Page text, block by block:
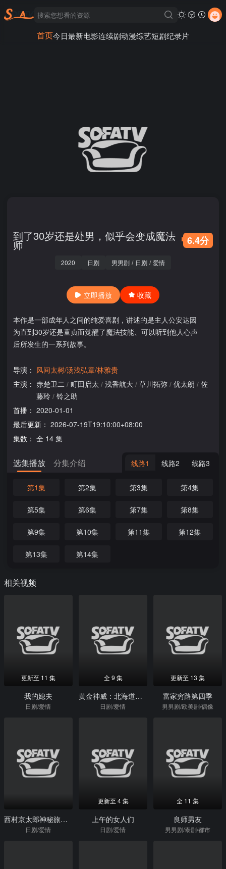
首页今日最新电影连续剧动漫综艺短剧纪录片
到了30岁还是处男，似乎会变成魔法
师 6.4分
2020 日剧 男男剧 / 日剧 / 爱情
立即播放 收藏
本作是一部成年人之间的纯爱喜剧，讲述的是主人公安达因
为直到30岁还是童贞而觉醒了魔法技能、可以听到他人心声
后所发生的一系列故事。
导演： 风间太树/汤浅弘章/林雅贵
主演： 赤楚卫二 / 町田启太 / 浅香航大 / 草川拓弥 / 优太朗 / 佐
藤玲 / 铃之助
首播： 2020-01-01
最后更新： 2026-07-19T19:10:00+08:00
集数： 全 14 集
选集播放 分集介绍 线路1 线路2 线路3
第1集 第2集 第3集 第4集
第5集 第6集 第7集 第8集
第9集 第10集 第11集 第12集
第13集 第14集
相关视频
更新至 11 集
我的媳夫
日剧/爱情
全 9 集
黄金神威：北海道刺青囚犯争夺篇
日剧/爱情
更新至 13 集
富家穷路第四季
男男剧/欧美剧/偶像
西村京太郎神秘旅行72十津川警部的最后旅行
日剧/爱情
更新至 4 集
上午的女人们
日剧/爱情
全 11 集
良师男友
男男剧/泰剧/都市